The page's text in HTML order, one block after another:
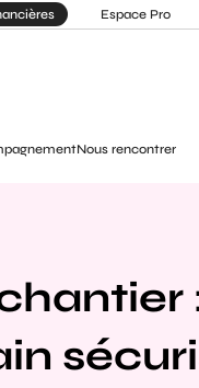
Espace Pro
Nous rencontrer